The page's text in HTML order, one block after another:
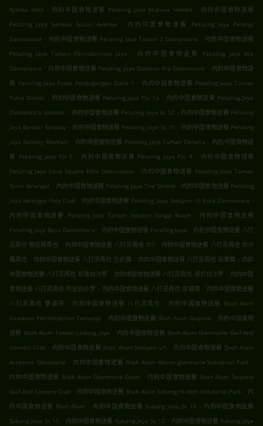
Rymba Hills . 内的中国食物送餐 Petaling Jaya Mutiara Homes . 内的中国食物送餐
Petaling Jaya Sunway Surian Avenue
. 内的中国食物送餐 Petaling Jaya Pelangi
Damansara . 内的中国食物送餐 Petaling Jaya Taipan 2 Damansara . 内的中国食物送餐
Petaling Jaya Taman Perindustrian Jaya
. 内的中国食物送餐 Petaling Jaya Ara
Damansara . 内的中国食物送餐 Petaling Jaya Dataran Ara Damansara . 内的中国食物送
餐 Petaling Jaya Pusat Perdagangan Dana 1
. 内的中国食物送餐 Petaling Jaya Taman
Putra Damai . 内的中国食物送餐 Petaling Jaya Pju 1a . 内的中国食物送餐 Petaling Jaya
Damansara Idaman . 内的中国食物送餐 Petaling Jaya Ss 12 . 内的中国食物送餐 Petaling
Jaya Bandar Sunway . 内的中国食物送餐 Petaling Jaya Ss 10 . 内的中国食物送餐 Petaling
Jaya Sunway Mentari . 内的中国食物送餐 Petaling Jaya Taman Desaria . 内的中国食物送
餐 Petaling Jaya Pjs 5
. 内的中国食物送餐 Petaling Jaya Pju 4 . 内的中国食物送餐
Petaling Jaya Cova Square Kota Damansara . 内的中国食物送餐 Petaling Jaya Taman
Sains Selangor . 内的中国食物送餐 Petaling Jaya The Strand . 内的中国食物送餐 Petaling
Jaya Selangor Polo Club . 内的中国食物送餐 Petaling Jaya Seksyen 10 Kota Damansara .
内的中国食物送餐 Petaling Jaya Taman Industri Sungai Buloh
. 内的中国食物送餐
Petaling Jaya Bayu Damansara . 内的中国食物送餐 Petaling Jaya . 内的中国食物送餐 八打
灵再也 格拉那再也 . 内的中国食物送餐 八打灵再也 SS7 . 内的中国食物送餐 八打灵再也 白沙
羅再也 . 内的中国食物送餐 八打灵再也 万达镇 . 内的中国食物送餐 八打灵再也 百樂鎮 . 内的
中国食物送餐 八打灵再也 珍珠白沙罗 . 内的中国食物送餐 八打灵再也 哥打白沙罗 . 内的中国
食物送餐 八打灵再也 阿拉白沙罗 . 内的中国食物送餐 八打灵再也 双威镇 . 内的中国食物送餐
八打灵再也 雙威市
. 内的中国食物送餐 八打灵再也 . 内的中国食物送餐 Shah Alam
Kawasan Perindustrian Temasya . 内的中国食物送餐 Shah Alam Saujana . 内的中国食物
送餐 Shah Alam Taman Ladang Jaya . 内的中国食物送餐 Shah Alam Glenmarie Golf And
Country Club . 内的中国食物送餐 Shah Alam Seksyen U1 . 内的中国食物送餐 Shah Alam
Accentra Glenmarie . 内的中国食物送餐 Shah Alam Hicom-glenmarie Industrial Park .
内的中国食物送餐 Shah Alam Glenmarie Court . 内的中国食物送餐 Shah Alam Saujana
Golf And Country Club . 内的中国食物送餐 Shah Alam Subang Hi-tech Industrial Park . 内
的中国食物送餐 Shah Alam . 内的中国食物送餐 Subang Jaya Ss 16 . 内的中国食物送餐
Subang Jaya Ss 15 . 内的中国食物送餐 Subang Jaya Ss 12 . 内的中国食物送餐 Subang Jaya